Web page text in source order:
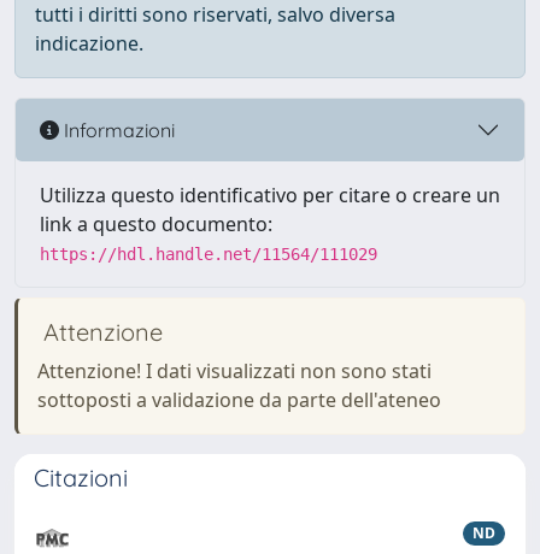
tutti i diritti sono riservati, salvo diversa
indicazione.
Informazioni
Utilizza questo identificativo per citare o creare un
link a questo documento:
https://hdl.handle.net/11564/111029
Attenzione
Attenzione! I dati visualizzati non sono stati
sottoposti a validazione da parte dell'ateneo
Citazioni
ND